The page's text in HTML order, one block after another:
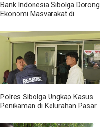
Bank Indonesia Sibolga Dorong
Ekonomi Masyarakat di
2026
Polres Sibolga Ungkap Kasus
Penikaman di Kelurahan Pasar